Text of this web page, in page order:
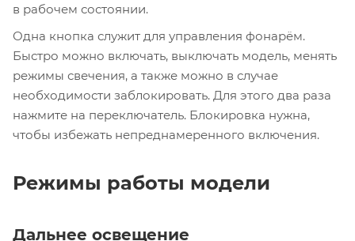
в рабочем состоянии.
Одна кнопка служит для управления фонарём.
Быстро можно включать, выключать модель, менять
режимы свечения, а также можно в случае
необходимости заблокировать. Для этого два раза
нажмите на переключатель. Блокировка нужна,
чтобы избежать непреднамеренного включения.
Режимы работы модели
Дальнее освещение